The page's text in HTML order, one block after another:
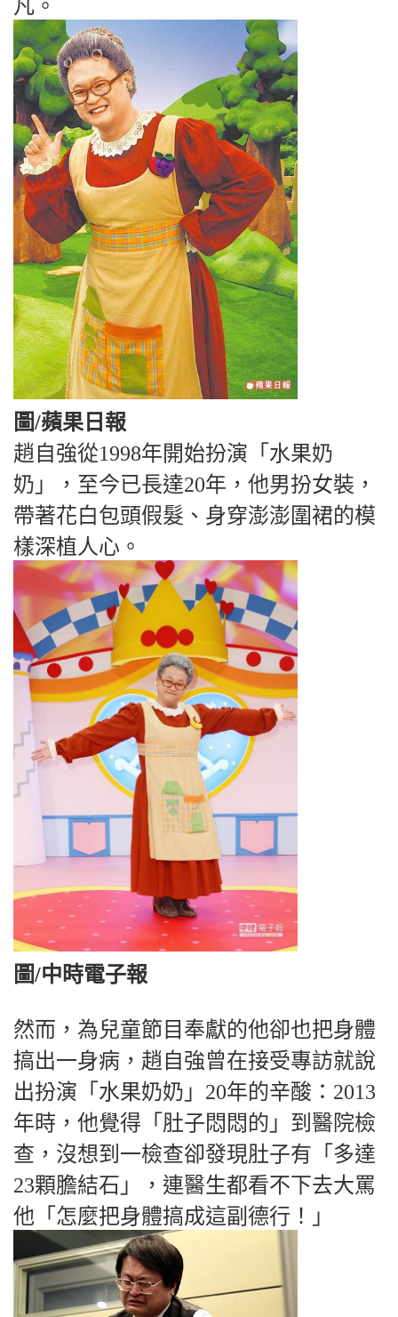
凡。
圖/蘋果日報
趙自強從1998年開始扮演「水果奶
奶」，至今已長達20年，他男扮女裝，
帶著花白包頭假髮、身穿澎澎圍裙的模
樣深植人心。
圖/中時電子報
然而，為兒童節目奉獻的他卻也把身體
搞出一身病，趙自強曾在接受專訪就說
出扮演「水果奶奶」20年的辛酸：2013
年時，他覺得「肚子悶悶的」到醫院檢
查，沒想到一檢查卻發現肚子有「多達
23顆膽結石」，連醫生都看不下去大罵
他「怎麼把身體搞成這副德行！」